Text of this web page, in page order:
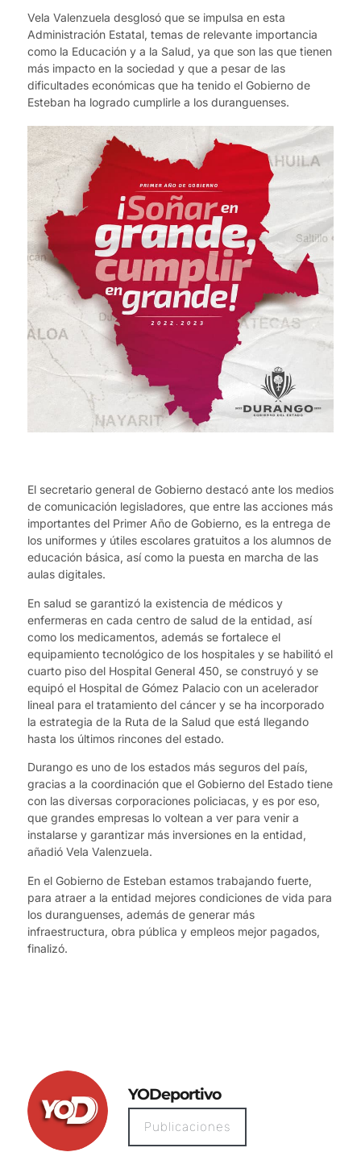
Vela Valenzuela desglosó que se impulsa en esta
Administración Estatal, temas de relevante importancia
como la Educación y a la Salud, ya que son las que tienen
más impacto en la sociedad y que a pesar de las
dificultades económicas que ha tenido el Gobierno de
Esteban ha logrado cumplirle a los duranguenses.
El secretario general de Gobierno destacó ante los medios
de comunicación legisladores, que entre las acciones más
importantes del Primer Año de Gobierno, es la entrega de
los uniformes y útiles escolares gratuitos a los alumnos de
educación básica, así como la puesta en marcha de las
aulas digitales.
En salud se garantizó la existencia de médicos y
enfermeras en cada centro de salud de la entidad, así
como los medicamentos, además se fortalece el
equipamiento tecnológico de los hospitales y se habilitó el
cuarto piso del Hospital General 450, se construyó y se
equipó el Hospital de Gómez Palacio con un acelerador
lineal para el tratamiento del cáncer y se ha incorporado
la estrategia de la Ruta de la Salud que está llegando
hasta los últimos rincones del estado.
Durango es uno de los estados más seguros del país,
gracias a la coordinación que el Gobierno del Estado tiene
con las diversas corporaciones policiacas, y es por eso,
que grandes empresas lo voltean a ver para venir a
instalarse y garantizar más inversiones en la entidad,
añadió Vela Valenzuela.
En el Gobierno de Esteban estamos trabajando fuerte,
para atraer a la entidad mejores condiciones de vida para
los duranguenses, además de generar más
infraestructura, obra pública y empleos mejor pagados,
finalizó.
YODeportivo
Publicaciones